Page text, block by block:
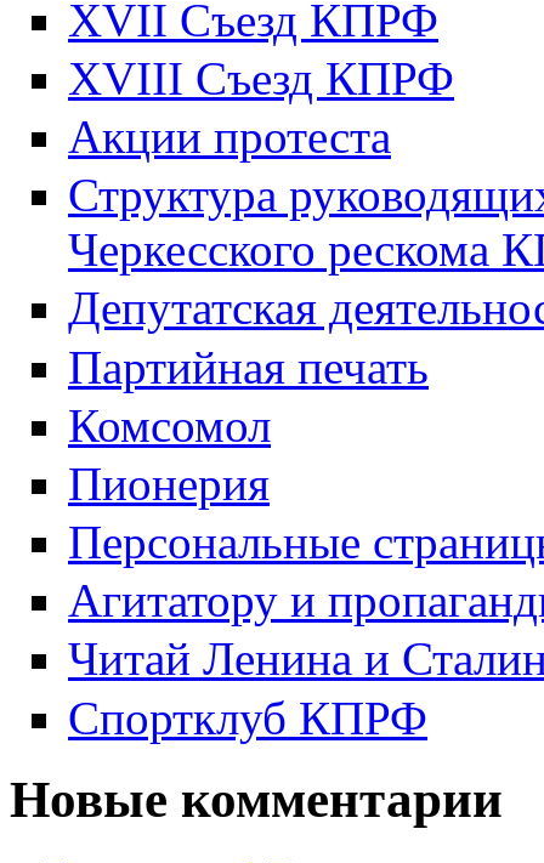
XVII Cъезд КПРФ
XVIII Cъезд КПРФ
Акции протеста
Структура
Черкесского рескома
Депутатская
Партийная печать
Комсомол
Пионерия
Персональные
Агитатору и
Читай Ленина и
Спортклуб КПРФ
Новые комментарии